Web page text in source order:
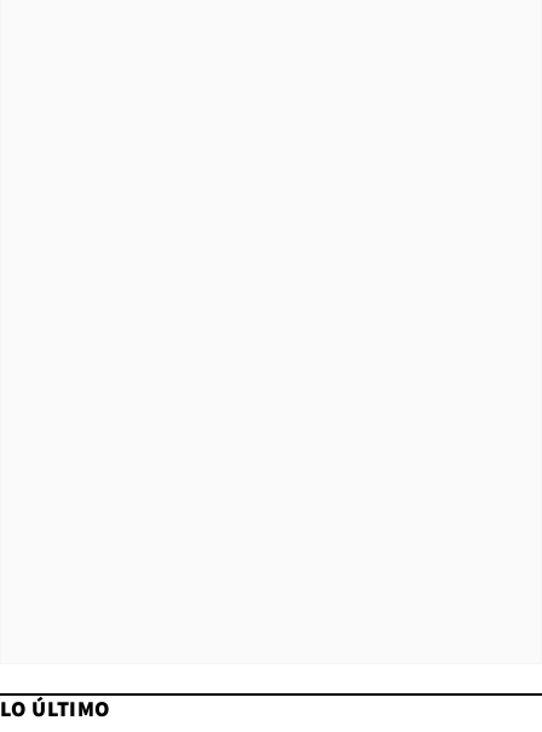
LO ÚLTIMO